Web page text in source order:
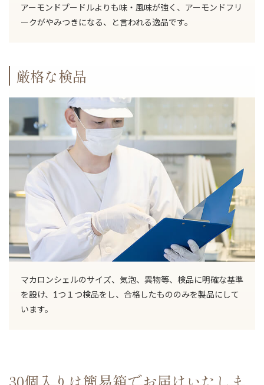
アーモンドプードルよりも味・風味が強く、アーモンドフリ
ークがやみつきになる、と言われる逸品です。
厳格な検品
マカロンシェルのサイズ、気泡、異物等、検品に明確な基準
を設け、1つ１つ検品をし、合格したもののみを製品にして
います。
ご注文手続きに進む